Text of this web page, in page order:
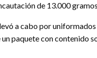
de 13.000
a cabo por
paquete con contenido